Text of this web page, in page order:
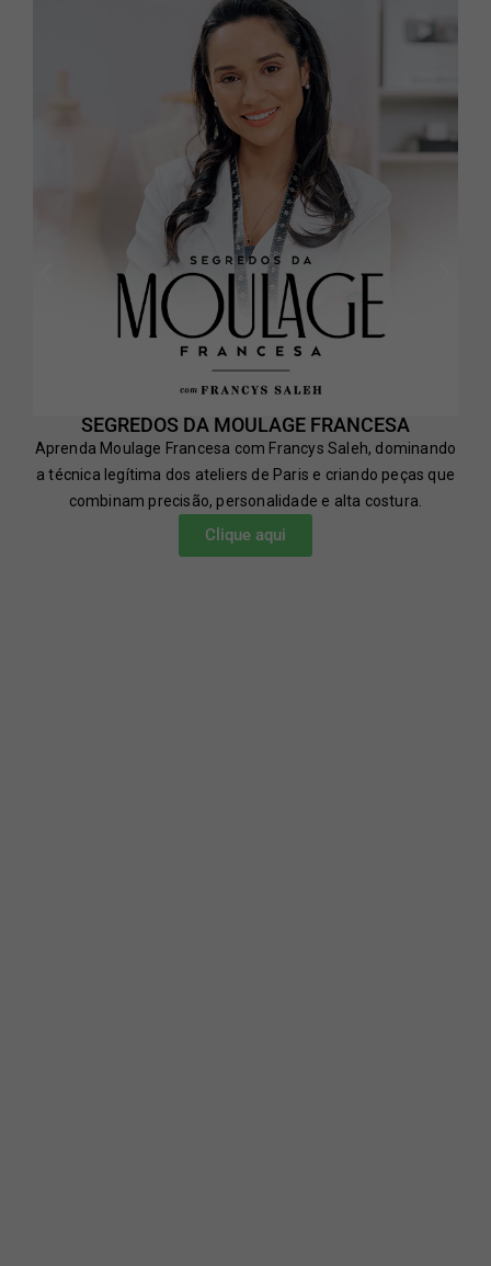
SEGREDOS DA MOULAGE FRANCESA
Aprenda Moulage Francesa com Francys Saleh, dominando
a técnica legítima dos ateliers de Paris e criando peças que
combinam precisão, personalidade e alta costura.
Clique aqui